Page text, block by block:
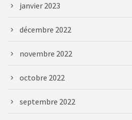
janvier 2023
décembre 2022
novembre 2022
octobre 2022
septembre 2022